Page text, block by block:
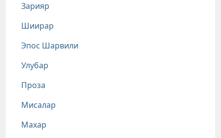
Зарияр
Шиирар
Эпос Шарвили
Улубар
Проза
Мисалар
Махар